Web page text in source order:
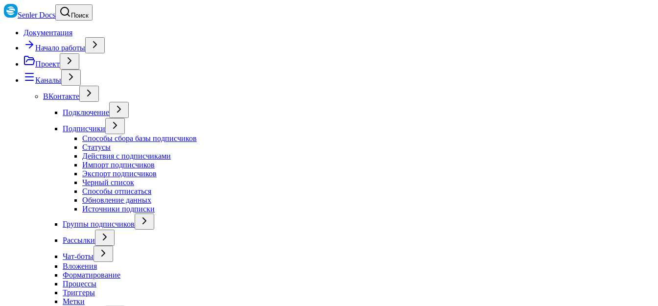
Senler Docs Поиск
Документация
Начало работы
Проект
Каналы
ВКонтакте
Подключение
Подписчики
Способы сбора базы подписчиков
Статусы
Действия с подписчиками
Импорт подписчиков
Экспорт подписчиков
Черный список
Способы отписаться
Обновление данных
Источники подписки
Группы подписчиков
Рассылки
Чат-боты
Вложения
Форматирование
Процессы
Триггеры
Метки